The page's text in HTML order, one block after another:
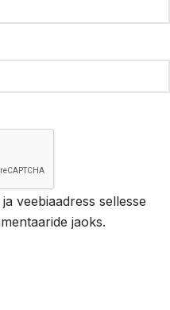
veebiaadress sellesse
jaoks.